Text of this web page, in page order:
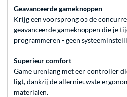
Geavanceerde gameknoppen
Krijg een voorsprong op de
geavanceerde gameknoppen die je
programmeren - geen
Superieur comfort
Game urenlang met een controller
ligt, dankzij de allernieuwste
materialen.